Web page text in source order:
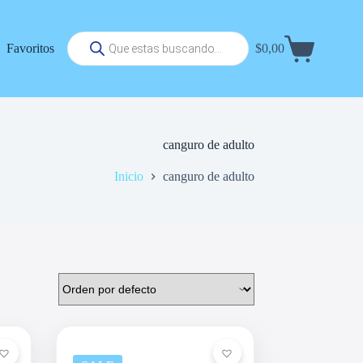
Favoritos
Búsqueda
de
productos
Carrito
$0,00
canguro de adulto
Inicio canguro de adulto